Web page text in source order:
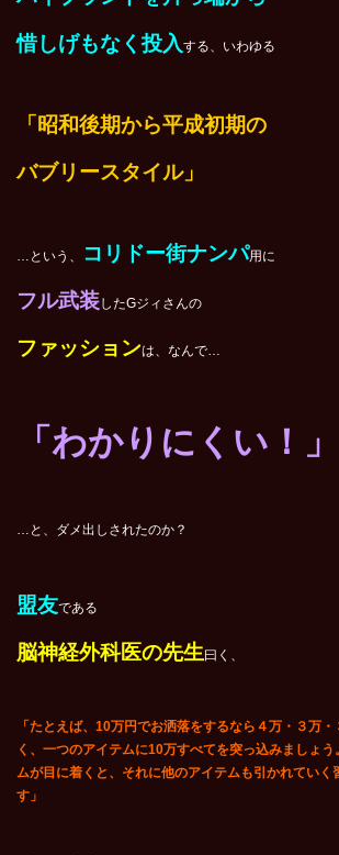
惜しげもなく投入する、いわゆる
「昭和後期から平成初期の
バブリースタイル」
…という、 コリドー街ナンパ用に
フル武装したGジィさんの
ファッションは、 なんで…
「わかりにくい！」
…と、ダメ出しされたのか？
盟友である
脳神経外科医の先生曰く、
「たとえば、10万円でお洒落をするなら４万・３万
く、一つのアイテムに10万すべてを突っ込みましょ
ムが目に着くと、それに他のアイテムも引かれていく
す」